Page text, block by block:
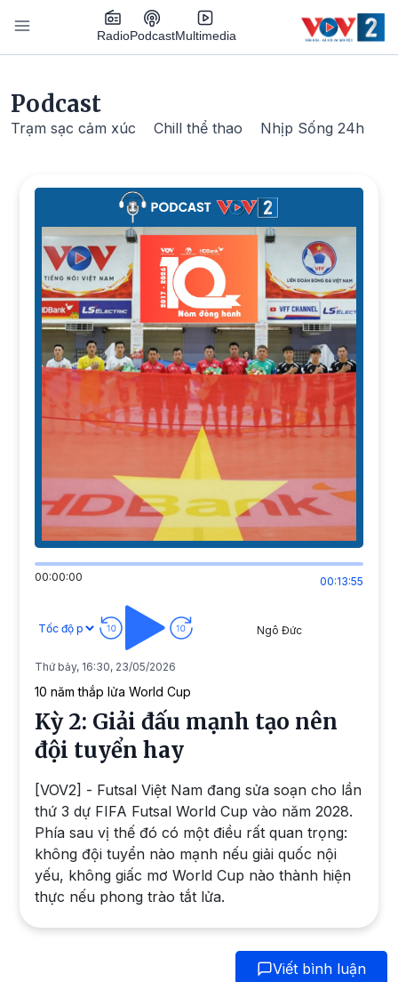
Nhảy đến nội dung
RadioPodcastMultimedia
Podcast
Trạm sạc cảm xúc Chill thể thao Nhịp Sống 24h
00:00:00 00:13:55
Ngô Đức
Thứ bảy, 16:30, 23/05/2026
10 năm thắp lửa World Cup
Kỳ 2: Giải đấu mạnh tạo nên
đội tuyển hay
[VOV2] - Futsal Việt Nam đang sửa soạn cho lần
thứ 3 dự FIFA Futsal World Cup vào năm 2028.
Phía sau vị thế đó có một điều rất quan trọng:
không đội tuyển nào mạnh nếu giải quốc nội
yếu, không giấc mơ World Cup nào thành hiện
thực nếu phong trào tắt lửa.
Viết bình luận